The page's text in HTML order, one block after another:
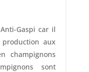
Gaspi car il
aux
champignons
sont